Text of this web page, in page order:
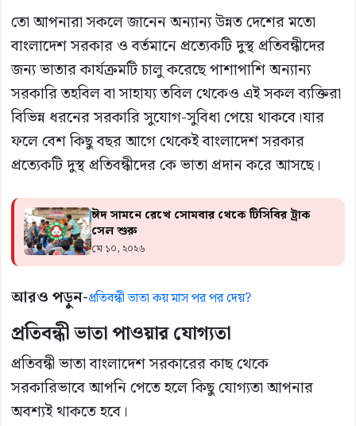
তো আপনারা সকলে জানেন অন্যান্য উন্নত দেশের মতো
বাংলাদেশ সরকার ও বর্তমানে প্রত্যেকটি দুস্থ প্রতিবন্ধীদের
জন্য ভাতার কার্যক্রমটি চালু করেছে পাশাপাশি অন্যান্য
সরকারি তহবিল বা সাহায্য তবিল থেকেও এই সকল ব্যক্তিরা
বিভিন্ন ধরনের সরকারি সুযোগ-সুবিধা পেয়ে থাকবে।যার
ফলে বেশ কিছু বছর আগে থেকেই বাংলাদেশ সরকার
প্রত্যেকটি দুস্থ প্রতিবন্ধীদের কে ভাতা প্রদান করে আসছে।
ঈদ সামনে রেখে সোমবার থেকে টিসিবির ট্রাক
সেল শুরু
মে ১০, ২০২৬
আরও পড়ুন-প্রতিবন্ধী ভাতা কয় মাস পর পর দেয়?
প্রতিবন্ধীভাতাপাওয়ারযোগ্যতা
প্রতিবন্ধী ভাতা বাংলাদেশ সরকারের কাছ থেকে
সরকারিভাবে আপনি পেতে হলে কিছু যোগ্যতা আপনার
অবশ্যই থাকতে হবে।